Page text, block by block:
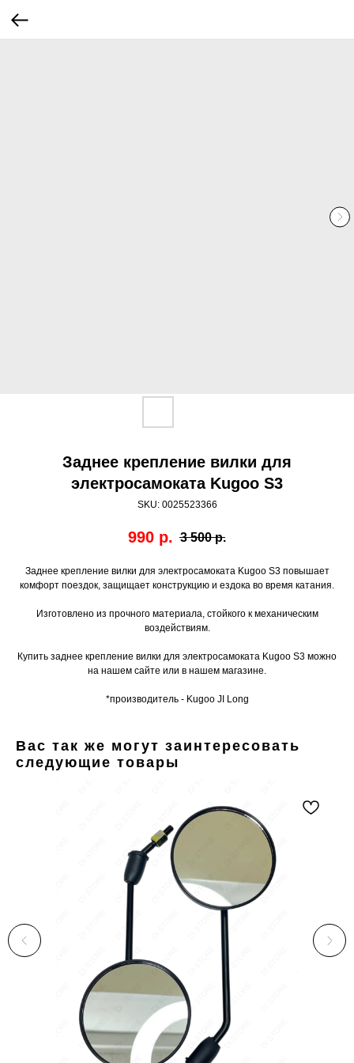
Заднее крепление вилки для
электросамоката Kugoo S3
SKU: 0025523366
990 р. 3 500 р.
Заднее крепление вилки для электросамоката Kugoo S3 повышает
комфорт поездок, защищает конструкцию и ездока во время катания.
Изготовлено из прочного материала, стойкого к механическим
воздействиям.
Купить заднее крепление вилки для электросамоката Kugoo S3 можно
на нашем сайте или в нашем магазине.
*производитель - Kugoo JI Long
Вас так же могут заинтересовать
следующие товары